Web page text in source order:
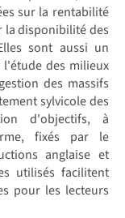
sur la rentabilité
la disponibilité des
sont aussi un
des milieux
des massifs
sylvicole des
d'objectifs, à
fixés par le
anglaise et
utilisés facilitent
pour les lecteurs